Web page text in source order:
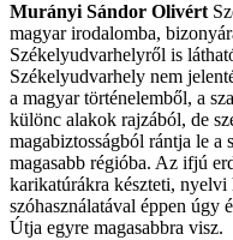
Murányi Sándor Olivért
magyar irodalomba,
Székelyudvarhelyről is
Székelyudvarhely nem
a magyar történelemből, a
különc alakok rajzából, de
magabiztosságból rántja le a
magasabb régióba. Az ifjú
karikatúrákra készteti,
szóhasználatával éppen úgy
Útja egyre magasabbra visz.